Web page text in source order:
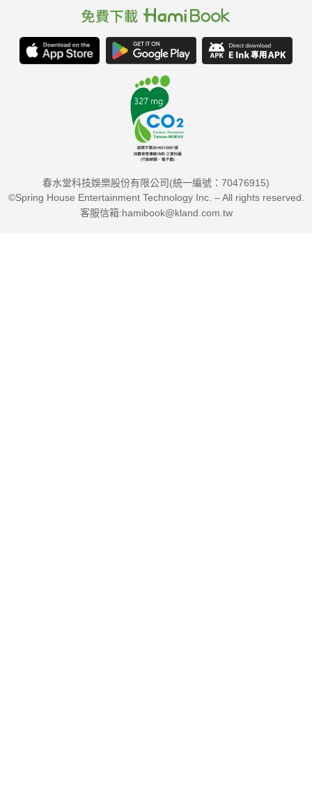
春水堂科技娛樂股份有限公司(統一編號：70476915)
©Spring House Entertainment Technology Inc. – All rights reserved.
客服信箱:hamibook@kland.com.tw